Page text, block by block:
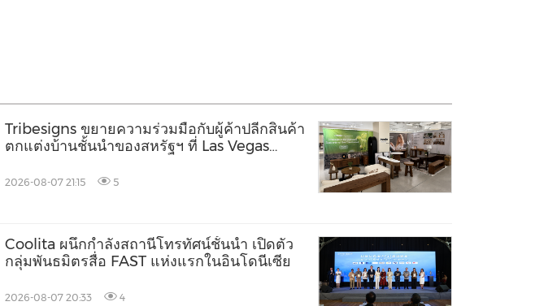
Tribesigns ขยายความร่วมมือกับผู้ค้าปลีกสินค้า
ตกแต่งบ้านชั้นนำของสหรัฐฯ ที่ Las Vegas
2026-08-07 21:15 5
Coolita ผนึกกำลังสถานีโทรทัศน์ชั้นนำ เปิดตัว
กลุ่มพันธมิตรสื่อ FAST แห่งแรกในอินโดนีเซีย
2026-08-07 20:33 4